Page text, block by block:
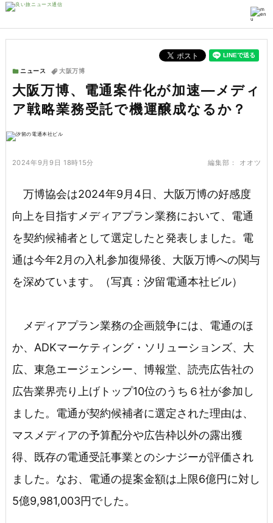
ニュース 大阪万博
大阪万博、電通案件化が加速―メディ
ア戦略業務受託で機運醸成なるか？
2024年9月9日 18時15分 編集部： オオツ
万博協会は2024年9月4日、大阪万博の好感度
向上を目指すメディアプラン業務において、電通
を契約候補者として選定したと発表しました。電
通は今年2月の入札参加復帰後、大阪万博への関与
を深めています。（写真：汐留電通本社ビル）
メディアプラン業務の企画競争には、電通のほ
か、ADKマーケティング・ソリューションズ、大
広、東急エージェンシー、博報堂、読売広告社の
広告業界売り上げトップ10位のうち６社が参加し
ました。電通が契約候補者に選定された理由は、
マスメディアの予算配分や広告枠以外の露出獲
得、既存の電通受託事業とのシナジーが評価され
ました。なお、電通の提案金額は上限6億円に対し
5億9,981,003円でした。